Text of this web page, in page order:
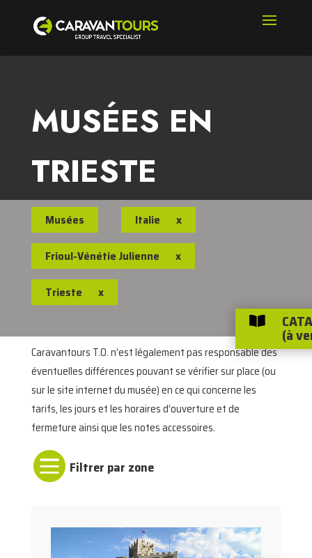
MUSÉES EN
TRIESTE
Musées Italie x
Frioul-Vénétie Julienne x
Trieste x
Caravantours T.O. n’est légalement pas responsable des
éventuelles différences pouvant se vérifier sur place (ou
sur le site internet du musée) en ce qui concerne les
tarifs, les jours et les horaires d’ouverture et de
fermeture ainsi que les notes accessoires.


(à